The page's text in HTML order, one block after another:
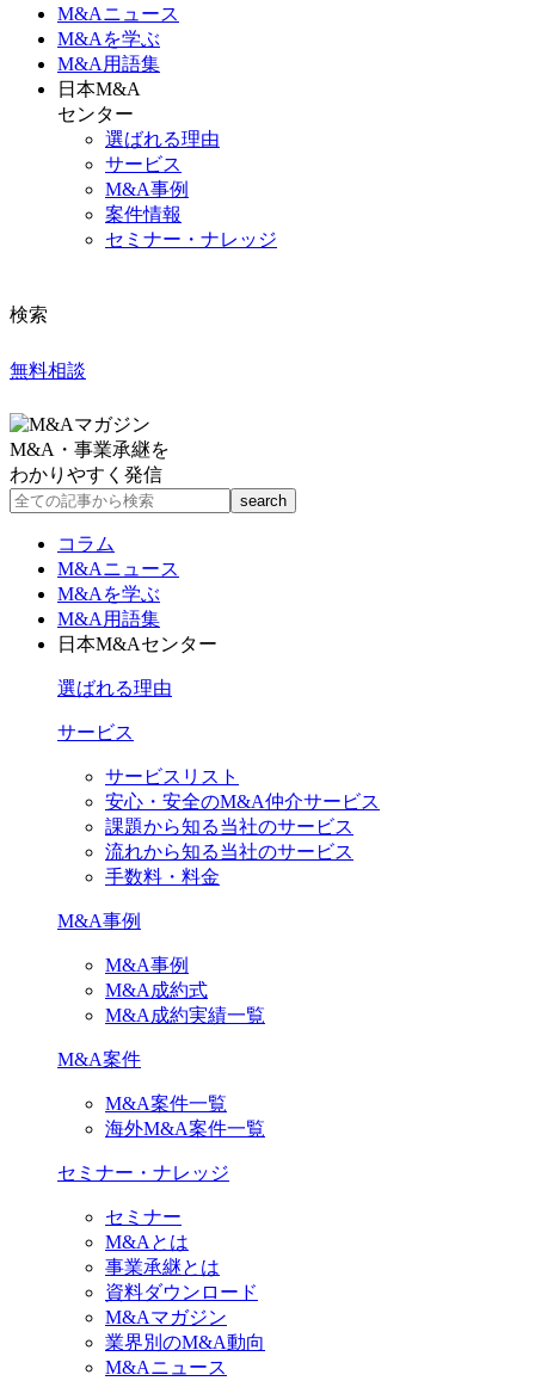
M&Aニュース
M&Aを学ぶ
M&A 用語集
日本M&A
センター
選ばれる理由
サービス
M&A事例
案件情報
セミナー・ナレッジ
検索
無料相談
M&A・事業承継を
わかりやすく発信
コラム
M&Aニュース
M&Aを学ぶ
M&A用語集
日本M&Aセンター
選ばれる理由
サービス
サービスリスト
安心・安全のM&A仲介サービス
課題から知る当社のサービス
流れから知る当社のサービス
手数料・料金
M&A事例
M&A事例
M&A成約式
M&A成約実績一覧
M&A案件
M&A案件一覧
海外M&A案件一覧
セミナー・ナレッジ
セミナー
M&Aとは
事業承継とは
資料ダウンロード
M&Aマガジン
業界別のM&A動向
M&Aニュース